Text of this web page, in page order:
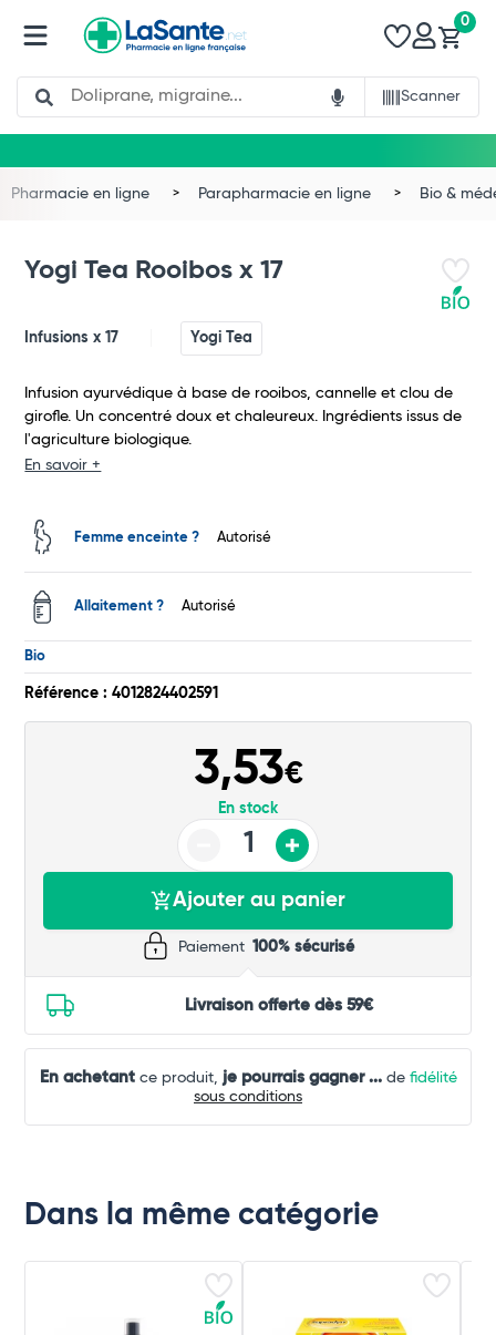
Search
Scanner
0
Commander
Pharmacie en ligne Parapharmacie en ligne Bio &
Yogi Tea Rooibos x 17
Infusions x 17 Yogi Tea
Infusion ayurvédique à base de rooibos, cannelle et clou de
girofle. Un concentré doux et chaleureux. Ingrédients issus de
l'agriculture biologique.
En savoir +
Femme enceinte ? Autorisé
Allaitement ? Autorisé
Bio
Référence : 4012824402591
3,53€
En stock
Ajouter au panier
Paiement 100% sécurisé
Livraison offerte dès 59€
En achetantce produit, je pourrais gagner ...de fidélité
sous conditions
Dans la même catégorie